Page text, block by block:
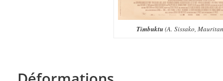
Timbuktu(A. Sissako,